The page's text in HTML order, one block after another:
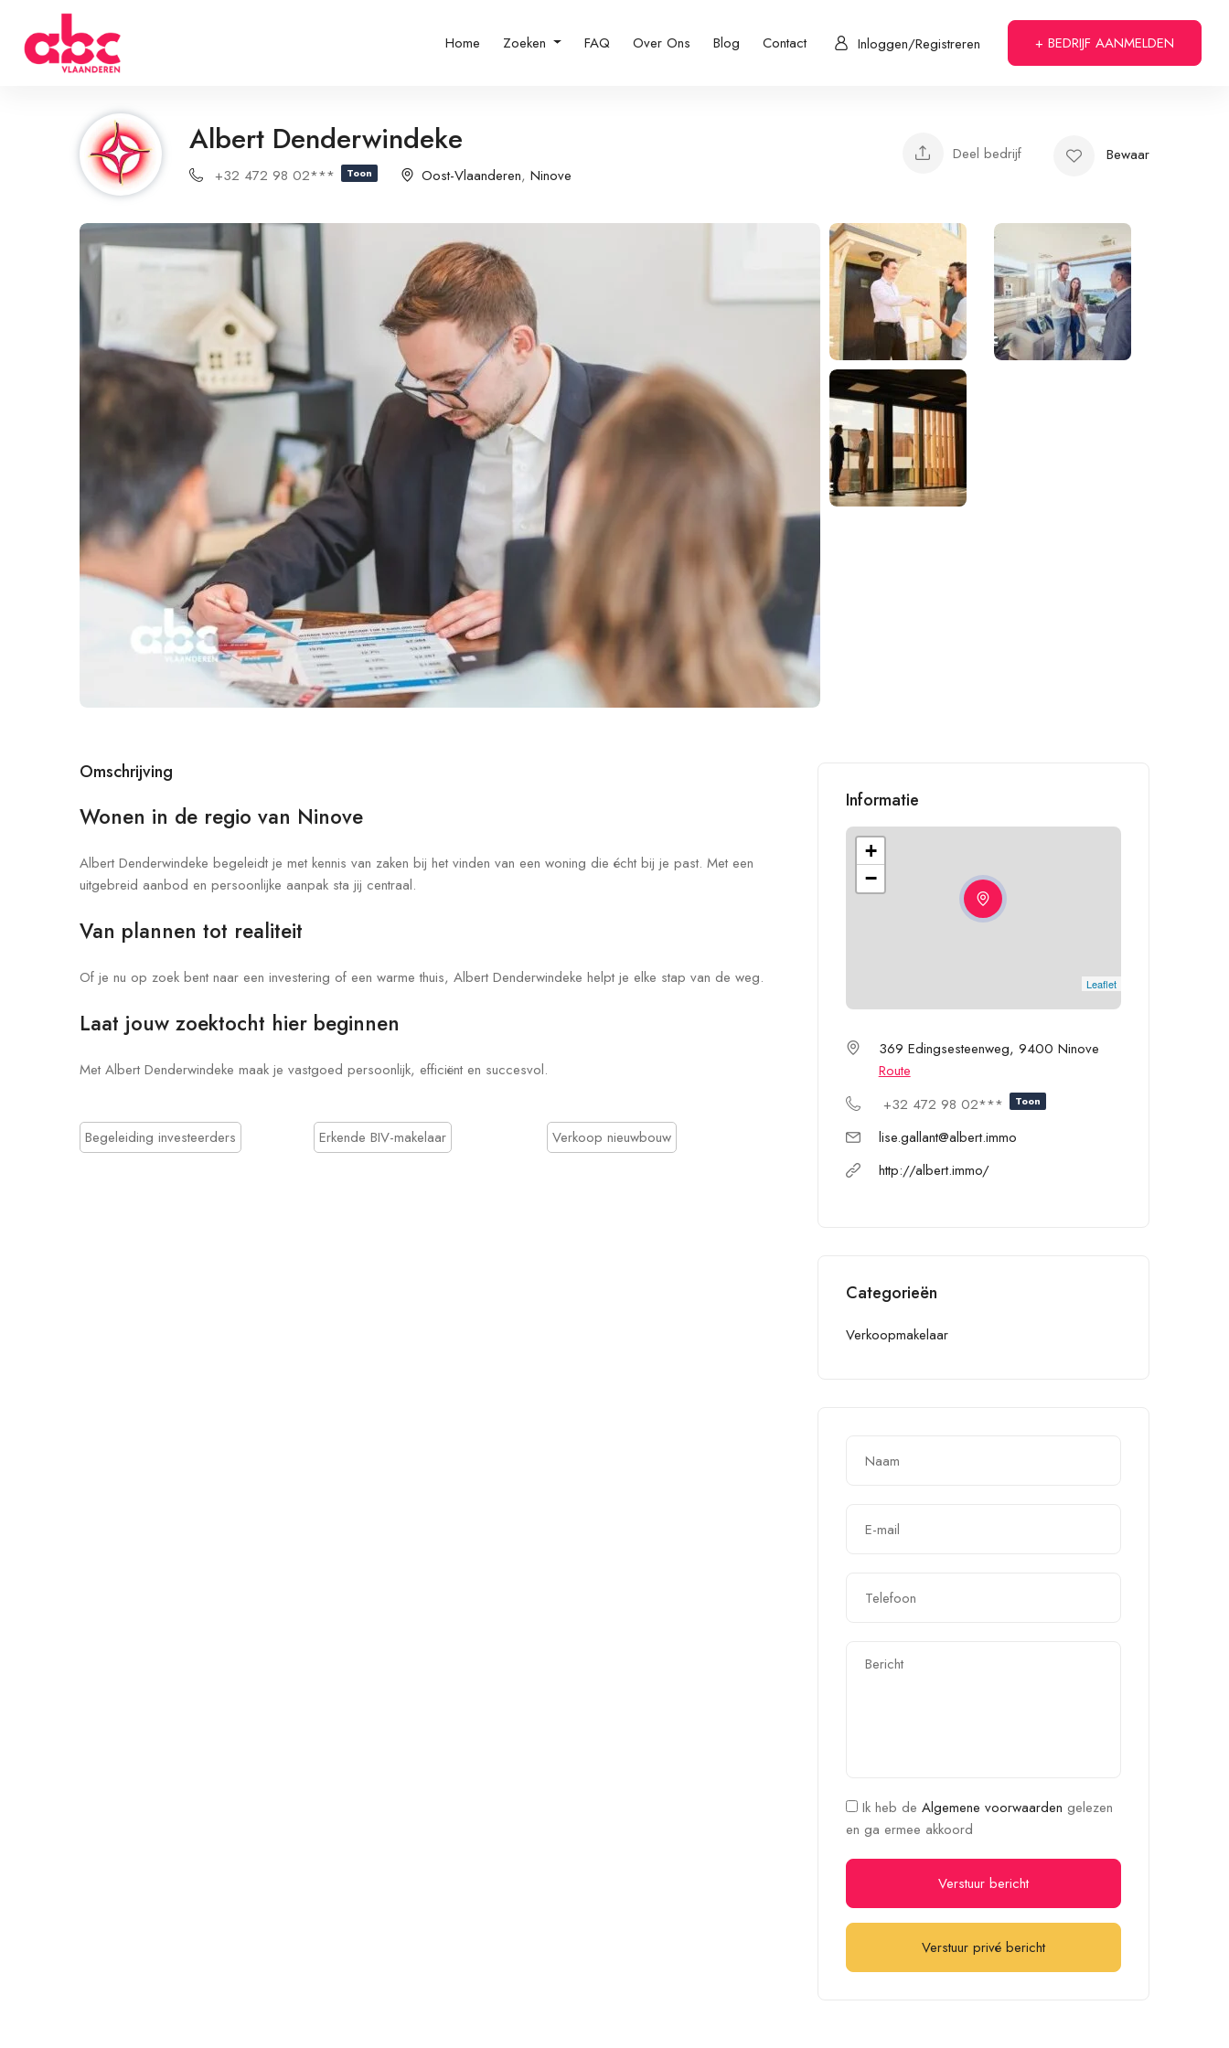
Home Zoeken FAQ Over Ons Blog Contact Inloggen/Registreren + BEDRIJF AANMELDEN
Albert Denderwindeke
+32 472 98 02*** Toon Oost-Vlaanderen, Ninove
Deel bedrijf Bewaar
Omschrijving
Wonen in de regio van Ninove
Albert Denderwindeke begeleidt je met kennis van zaken bij het vinden van een woning die écht bij je past. Met een
uitgebreid aanbod en persoonlijke aanpak sta jij centraal.
Van plannen tot realiteit
Of je nu op zoek bent naar een investering of een warme thuis, Albert Denderwindeke helpt je elke stap van de weg.
Laat jouw zoektocht hier beginnen
Met Albert Denderwindeke maak je vastgoed persoonlijk, efficiënt en succesvol.
Begeleiding investeerders Erkende BIV-makelaar Verkoop nieuwbouw
Informatie
+
−
Leaflet
369 Edingsesteenweg, 9400 Ninove
Route
+32 472 98 02***
Toon
lise.gallant@albert.immo
http://albert.immo/
Categorieën
Verkoopmakelaar
Ik heb de Algemene voorwaarden gelezen
en ga ermee akkoord
Verstuur bericht
Verstuur privé bericht